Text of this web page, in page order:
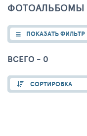
ФОТОАЛЬБОМЫ
ПОКАЗАТЬ ФИЛЬТР
ВСЕГО - 0
СОРТИРОВКА